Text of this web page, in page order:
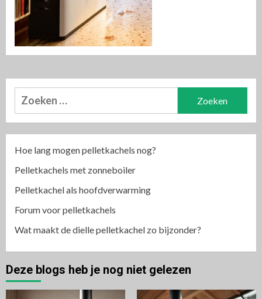
Zoeken
naar:
Hoe lang mogen pelletkachels nog?
Pelletkachels met zonneboiler
Pelletkachel als hoofdverwarming
Forum voor pelletkachels
Wat maakt de dielle pelletkachel zo bijzonder?
Deze blogs heb je nog niet gelezen